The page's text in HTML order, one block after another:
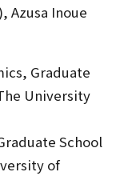
Azusa Inoue
Graduate
University
School
of